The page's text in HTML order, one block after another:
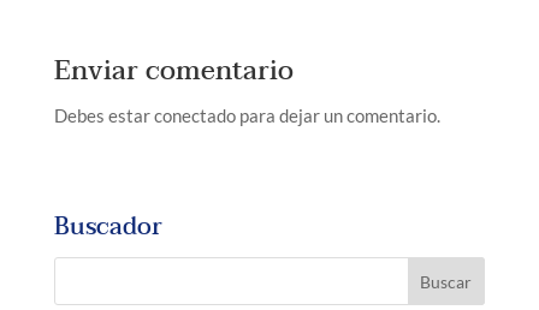
Enviar comentario
Debes estar conectado para dejar un comentario.
Buscador